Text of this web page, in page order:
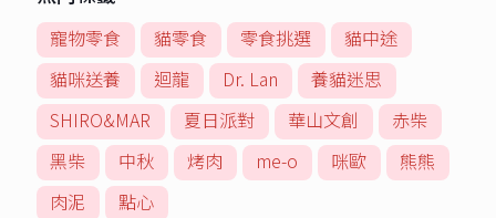
寵物零食 貓零食 零食挑選
貓中途
貓咪送養
迴龍 Dr. Lan
養貓迷思
SHIRO&MAR
夏日派對 華山文創
赤柴
黑柴
中秋 烤肉 me-o 咪歐
熊熊
肉泥
點心